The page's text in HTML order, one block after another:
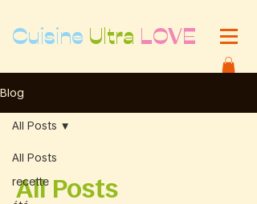
Cuisine Ultra LOVE
Blog
All Posts
recette
All Posts
All Posts